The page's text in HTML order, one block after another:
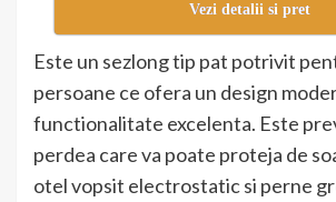
Vezi detalii si pret
Este un sezlong tip pat potrivit
persoane ce ofera un design
functionalitate excelenta. Este
perdea care va poate proteja de
otel vopsit electrostatic si perne